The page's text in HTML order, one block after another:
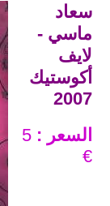
سعاد
ماسي -
لايف
أكوستيك
2007
السعر : 5
€